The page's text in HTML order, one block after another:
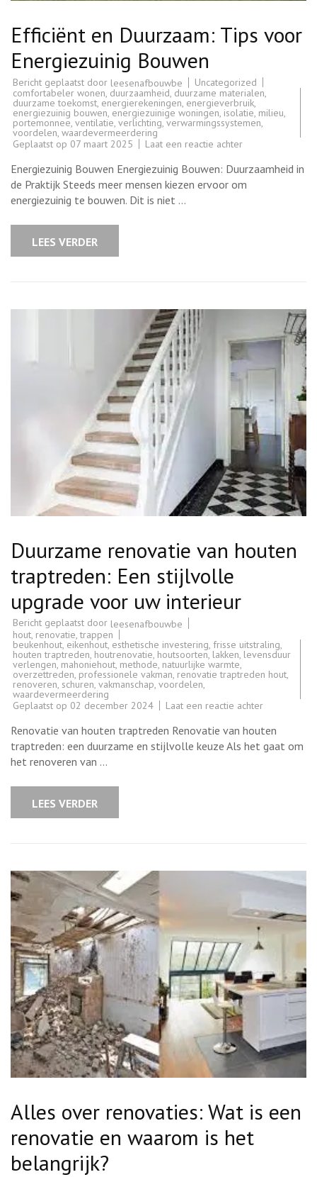
Efficiënt en Duurzaam: Tips voor
Energiezuinig Bouwen
Bericht geplaatst door leesenafbouwbe
Uncategorized
comfortabeler wonen, duurzaamheid, duurzame materialen,
duurzame toekomst, energierekeningen, energieverbruik,
energiezuinig bouwen, energiezuinige woningen, isolatie, milieu,
portemonnee, ventilatie, verlichting,verwarmingssystemen,
voordelen, waardevermeerdering
Geplaatst op 07 maart 2025 Laat een reactie achterop
Duurzaam:
Tips
voor
Energiezuinig Bouwen Energiezuinig Bouwen: Duurzaamheid in
de Praktijk Steeds meer mensen kiezen ervoor om
energiezuinig te bouwen. Dit is niet …
LEES VERDER
Duurzame renovatie van houten
traptreden: Een stijlvolle
upgrade voor uw interieur
Bericht geplaatst door leesenafbouwbe
hout, renovatie,trappen
beukenhout, eikenhout, esthetische investering, frisse uitstraling,
houten traptreden, houtrenovatie, houtsoorten, lakken, levensduur
verlengen, mahoniehout, methode, natuurlijke warmte,
overzettreden, professionele vakman, renovatie traptreden hout,
renoveren, schuren, vakmanschap, voordelen,
waardevermeerdering
Geplaatst op 02 december 2024 Laat een reactie achterop
van
houten
traptreden:
Renovatie van houten traptreden Renovatie van houten
traptreden: een duurzame en stijlvolle keuze Als het gaat om
het renoveren van …
LEES VERDER
Alles over renovaties: Wat is een
renovatie en waarom is het
belangrijk?